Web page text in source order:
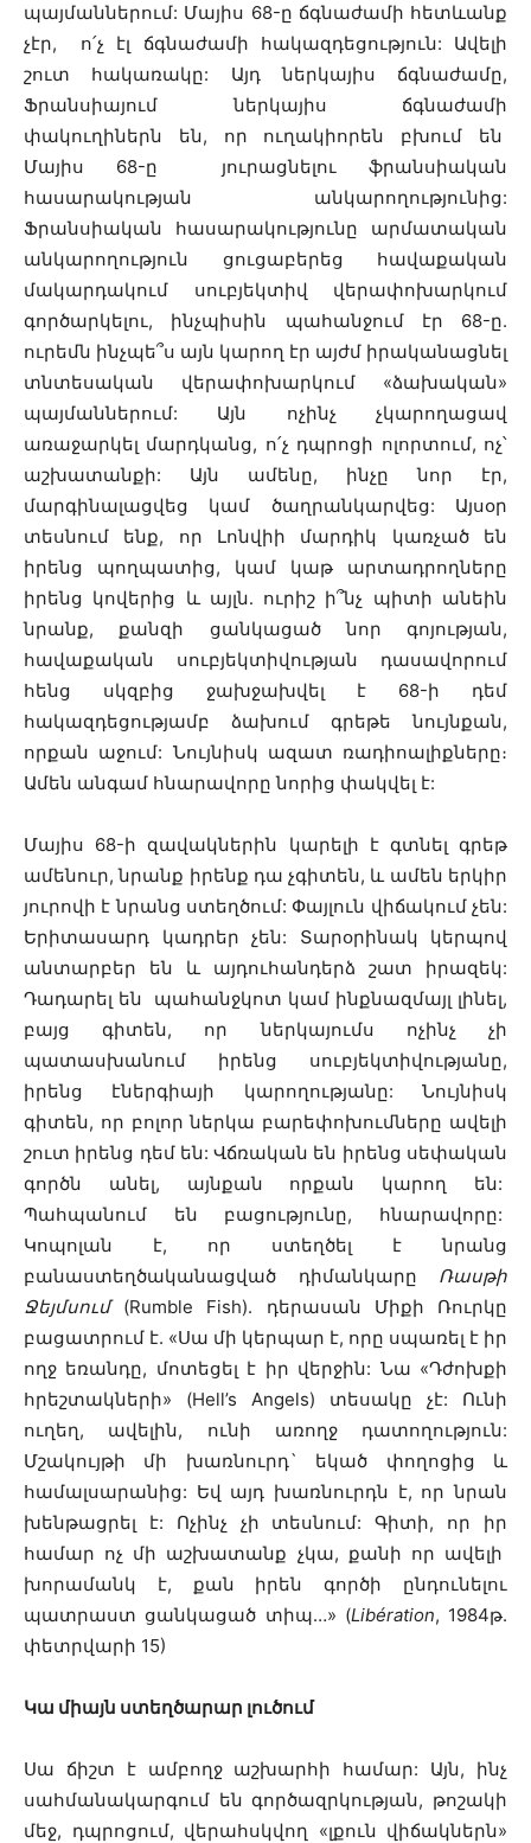
պայմաններում: Մայիս 68-ը ճգնաժամի հետևանք
չէր, ո՛չ էլ ճգնաժամի հակազդեցություն: Ավելի
շուտ հակառակը: Այդ ներկայիս ճգնաժամը,
Ֆրանսիայում ներկայիս ճգնաժամի
փակուղիներն են, որ ուղակիորեն բխում են
Մայիս 68-ը յուրացնելու ֆրանսիական
հասարակության անկարողությունից:
Ֆրանսիական հասարակությունը արմատական
անկարողություն ցուցաբերեց հավաքական
մակարդակում սուբյեկտիվ վերափոխարկում
գործարկելու, ինչպիսին պահանջում էր 68-ը.
ուրեմն ինչպե՞ս այն կարող էր այժմ իրականացնել
տնտեսական վերափոխարկում «ձախական»
պայմաններում: Այն ոչինչ չկարողացավ
առաջարկել մարդկանց, ո՛չ դպրոցի ոլորտում, ոչ՝
աշխատանքի: Այն ամենը, ինչը նոր էր,
մարգինալացվեց կամ ծաղրանկարվեց: Այսօր
տեսնում ենք, որ Լոնվիի մարդիկ կառչած են
իրենց պողպատից, կամ կաթ արտադրողները
իրենց կովերից և այլն․ ուրիշ ի՞նչ պիտի անեին
նրանք, քանզի ցանկացած նոր գոյության,
հավաքական սուբյեկտիվության դասավորում
հենց սկզբից ջախջախվել է 68-ի դեմ
հակազդեցությամբ ձախում գրեթե նույնքան,
որքան աջում: Նույնիսկ ազատ ռադիոալիքները։
Ամեն անգամ հնարավորը նորից փակվել է:
Մայիս 68-ի զավակներին կարելի է գտնել գրեթ
ամենուր, նրանք իրենք դա չգիտեն, և ամեն երկիր
յուրովի է նրանց ստեղծում: Փայլուն վիճակում չեն:
Երիտասարդ կադրեր չեն: Տարօրինակ կերպով
անտարբեր են և այդուհանդերձ շատ իրազեկ:
Դադարել են պահանջկոտ կամ ինքնազմայլ լինել,
բայց գիտեն, որ ներկայումս ոչինչ չի
պատասխանում իրենց սուբյեկտիվությանը,
իրենց էներգիայի կարողությանը: Նույնիսկ
գիտեն, որ բոլոր ներկա բարեփոխումները ավելի
շուտ իրենց դեմ են: Վճռական են իրենց սեփական
գործն անել, այնքան որքան կարող են:
Պահպանում են բացությունը, հնարավորը:
Կոպոլան է, որ ստեղծել է նրանց
բանաստեղծականացված դիմանկարը Ռասթի
Ջեյմսում (Rumble Fish). դերասան Միքի Ռուրկը
բացատրում է. «Սա մի կերպար է, որը սպառել է իր
ողջ եռանդը, մոտեցել է իր վերջին: Նա «Դժոխքի
հրեշտակների» (Hell’s Angels) տեսակը չէ: Ունի
ուղեղ, ավելին, ունի առողջ դատողություն:
Մշակույթի մի խառնուրդ` եկած փողոցից և
համալսարանից: Եվ այդ խառնուրդն է, որ նրան
խենթացրել է: Ոչինչ չի տեսնում: Գիտի, որ իր
համար ոչ մի աշխատանք չկա, քանի որ ավելի
խորամանկ է, քան իրեն գործի ընդունելու
պատրաստ ցանկացած տիպ…» (Libération, 1984թ.
փետրվարի 15)
Կա միայն ստեղծարար լուծում
Սա ճիշտ է ամբողջ աշխարհի համար: Այն, ինչ
սահմանակարգում են գործազրկության, թոշակի
մեջ, դպրոցում, վերահսկվող «լքուն վիճակներն»